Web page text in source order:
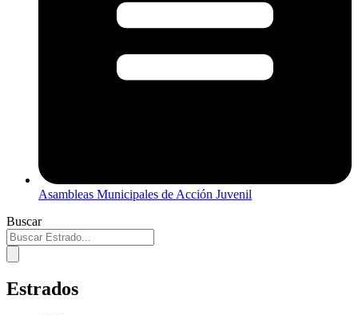
Asambleas Municipales de Acción Juvenil
Buscar
Estrados